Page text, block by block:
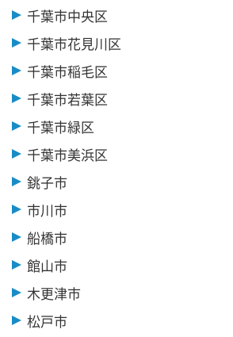
千葉市中央区
千葉市花見川区
千葉市稲毛区
千葉市若葉区
千葉市緑区
千葉市美浜区
銚子市
市川市
船橋市
館山市
木更津市
松戸市